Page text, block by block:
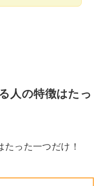
人の特徴はたっ